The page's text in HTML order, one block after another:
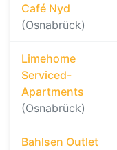
Café Nyd
(Osnabrück)
Limehome
Serviced-
Apartments
(Osnabrück)
Bahlsen Outlet